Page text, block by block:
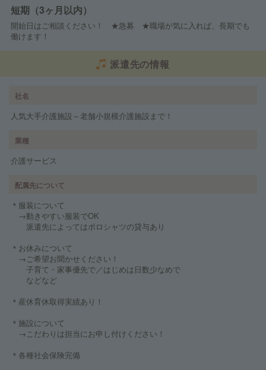
短期（3ヶ月以内）
開始日はご相談ください！ ★急募 ★職場が気に入れば、長期でも
働けます！
派遣先の情報
社名
人気大手介護施設～老舗小規模介護施設まで！
業種
介護サービス
配属先について
＊服装について
→動きやすい服装でOK
派遣先によってはポロシャツの貸与あり
＊お休みについて
→ご希望お聞かせください！
子育て・家事優先で／はじめは日数少なめで
などなど
＊産休育休取得実績あり！
＊施設について
→こだわりは担当にお申し付けください！
＊各種社会保険完備